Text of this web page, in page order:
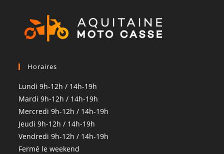
Horaires
Lundi 9h-12h / 14h-19h
Mardi 9h-12h / 14h-19h
Mercredi 9h-12h / 14h-19h
Jeudi 9h-12h / 14h-19h
Vendredi 9h-12h / 14h-19h
Fermé le weekend